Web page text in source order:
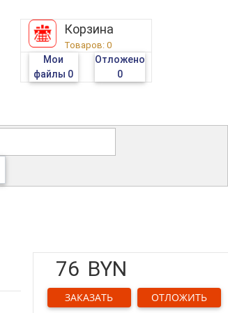
Корзина
Товаров:0
Мои
файлы 0
Отложено
0
76 BYN
ЗАКАЗАТЬ ОТЛОЖИТЬ